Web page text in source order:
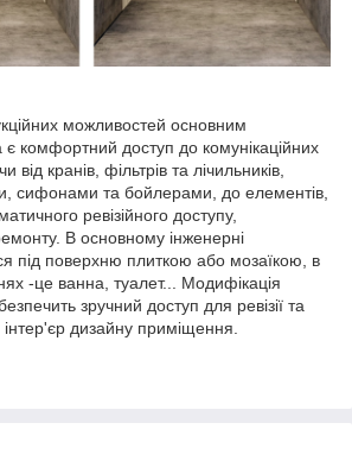
можливостей основним
комфортний доступ до комунікаційних
кранів, фільтрів та лічильників,
сифонами та бойлерами, до елементів,
ревізійного доступу,
В основному інженерні
під поверхню плиткою або мозаїкою, в
-це ванна, туалет... Модифікація
зручний доступ для ревізії та
дизайну приміщення.